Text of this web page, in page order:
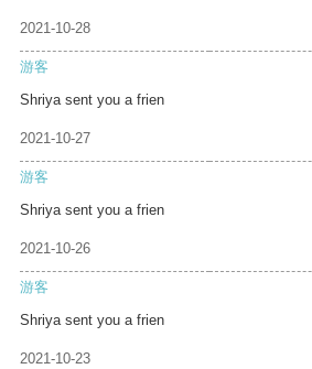
2021-10-28
游客
Shriya sent you a frien
2021-10-27
游客
Shriya sent you a frien
2021-10-26
游客
Shriya sent you a frien
2021-10-23